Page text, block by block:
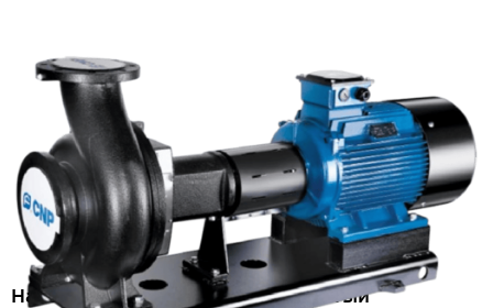
Насос консольный одноступенчатый